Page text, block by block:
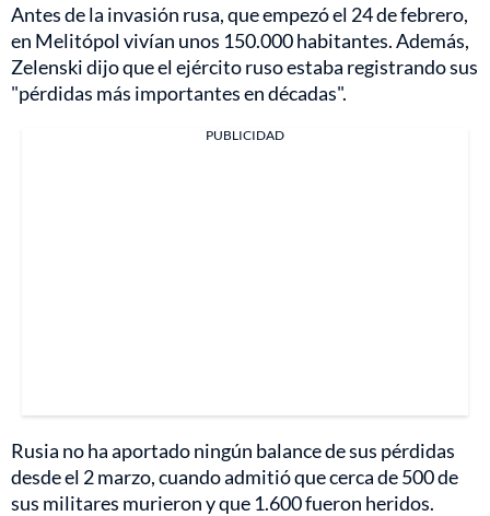
Antes de la invasión rusa, que empezó el 24 de febrero,
en Melitópol vivían unos 150.000 habitantes. Además,
Zelenski dijo que el ejército ruso estaba registrando sus
"pérdidas más importantes en décadas".
PUBLICIDAD
Rusia no ha aportado ningún balance de sus pérdidas
desde el 2 marzo, cuando admitió que cerca de 500 de
sus militares murieron y que 1.600 fueron heridos.